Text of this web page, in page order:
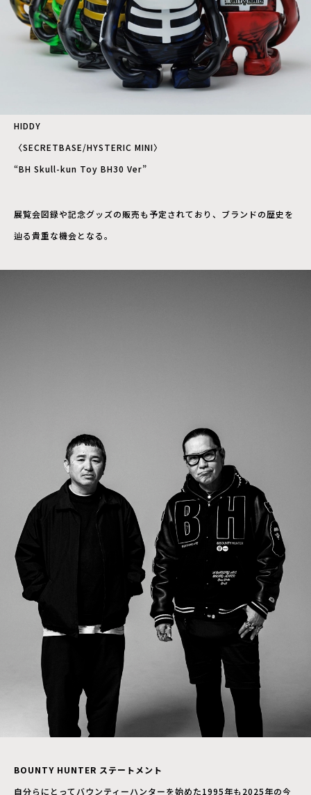
HIDDY
〈SECRETBASE/HYSTERIC MINI〉
“BH Skull-kun Toy BH30 Ver”
展覧会図録や記念グッズの販売も予定されており、ブランドの歴史を
辿る貴重な機会となる。
BOUNTY HUNTER ステートメント
自分らにとってバウンティーハンターを始めた1995年も2025年の今